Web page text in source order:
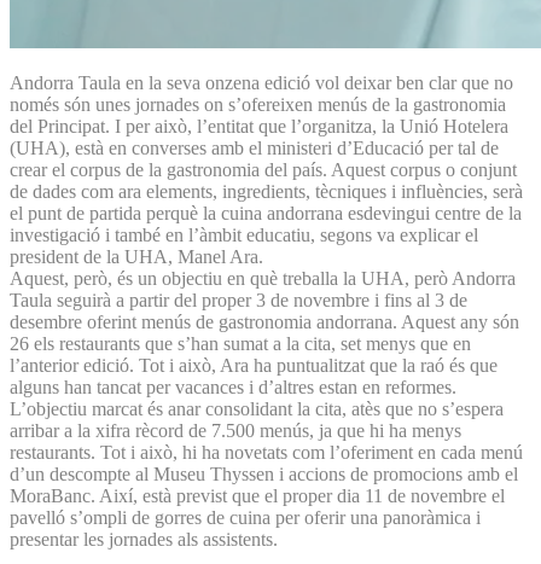
Andorra Taula en la seva onzena edició vol deixar ben clar que no
només són unes jornades on s’ofereixen menús de la gastronomia
del Principat. I per això, l’entitat que l’organitza, la Unió Hotelera
(UHA), està en converses amb el ministeri d’Educació per tal de
crear el corpus de la gastronomia del país. Aquest corpus o conjunt
de dades com ara elements, ingredients, tècniques i influències, serà
el punt de partida perquè la cuina andorrana esdevingui centre de la
investigació i també en l’àmbit educatiu, segons va explicar el
president de la UHA, Manel Ara.
Aquest, però, és un objectiu en què treballa la UHA, però Andorra
Taula seguirà a partir del proper 3 de novembre i fins al 3 de
desembre oferint menús de gastronomia andorrana. Aquest any són
26 els restaurants que s’han sumat a la cita, set menys que en
l’anterior edició. Tot i això, Ara ha puntualitzat que la raó és que
alguns han tancat per vacances i d’altres estan en reformes.
L’objectiu marcat és anar consolidant la cita, atès que no s’espera
arribar a la xifra rècord de 7.500 menús, ja que hi ha menys
restaurants. Tot i això, hi ha novetats com l’oferiment en cada menú
d’un descompte al Museu Thyssen i accions de promocions amb el
MoraBanc. Així, està previst que el proper dia 11 de novembre el
pavelló s’ompli de gorres de cuina per oferir una panoràmica i
presentar les jornades als assistents.